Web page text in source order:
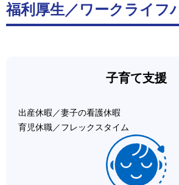
福利厚生／ワークライフ
子育て支援
出産休暇／妻子の看護休暇
育児休職／フレックスタイム